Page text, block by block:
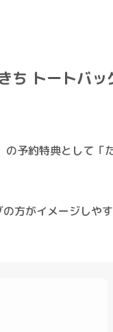
ち トートバッ
の予約特典として「
の方がイメージしや